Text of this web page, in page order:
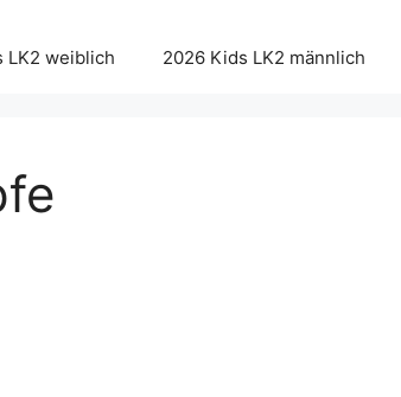
LK2 weiblich 2026 Kids LK2 männlich